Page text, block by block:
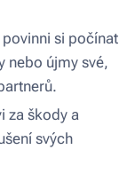
si počínat
nebo újmy své,
za škody a
svých